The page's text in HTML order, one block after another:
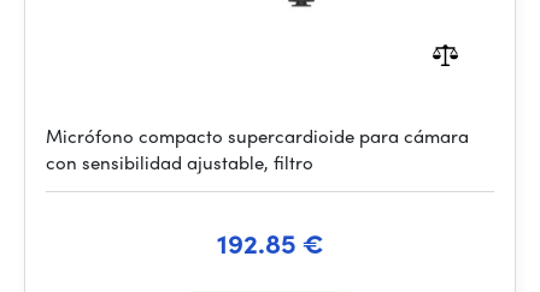
Micrófono compacto supercardioide para cámara
con sensibilidad ajustable, filtro
192.85 €